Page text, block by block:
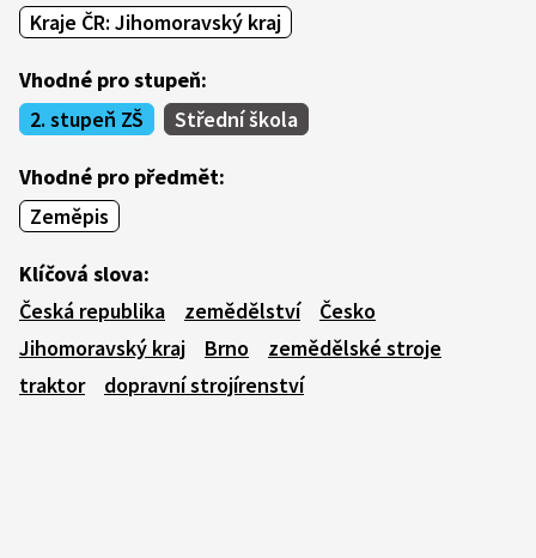
Kraje ČR: Jihomoravský kraj
Vhodné pro stupeň:
2. stupeň ZŠ
Střední škola
Vhodné pro předmět:
Zeměpis
Klíčová slova:
Česká republika
zemědělství
Česko
Jihomoravský kraj
Brno
zemědělské stroje
traktor
dopravní strojírenství